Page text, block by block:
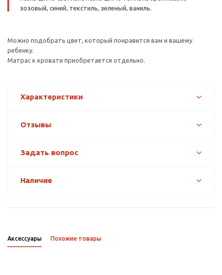
зозовый, синий, текстиль, зеленый, ваниль.
Можно подобрать цвет, который понравится вам и вашему
ребенку.
Матрас к кровати приобретается отдельно.
Характеристики
Отзывы
Задать вопрос
Наличие
Аксессуары Похожие товары